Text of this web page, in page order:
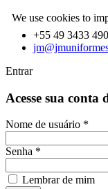
+55 49 3433
Entrar
Acesse sua conta
Nome de usuário *
Senha *
Lembrar de mim
We use cookies to